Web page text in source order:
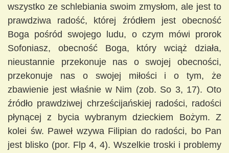
wszystko ze schlebiania swoim zmysłom, ale jest to
prawdziwa radość, której źródłem jest obecność
Boga pośród swojego ludu, o czym mówi prorok
Sofoniasz, obecność Boga, który wciąż działa,
nieustannie przekonuje nas o swojej obecności,
przekonuje nas o swojej miłości i o tym, że
zbawienie jest właśnie w Nim (zob. So 3, 17). Oto
źródło prawdziwej chrześcijańskiej radości, radości
płynącej z bycia wybranym dzieckiem Bożym. Z
kolei św. Paweł wzywa Filipian do radości, bo Pan
jest blisko (por. Flp 4, 4). Wszelkie troski i problemy